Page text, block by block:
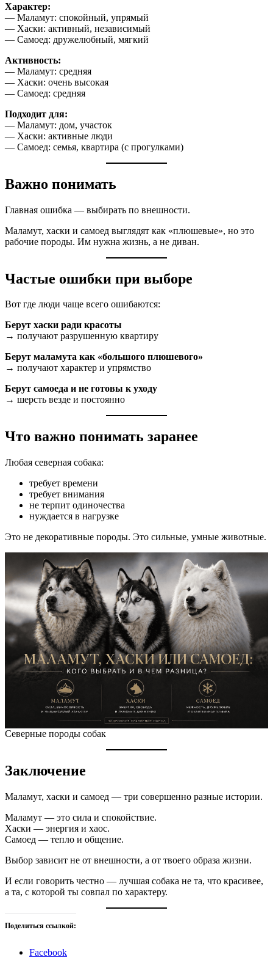
Характер:
— Маламут: спокойный, упрямый
— Хаски: активный, независимый
— Самоед: дружелюбный, мягкий
Активность:
— Маламут: средняя
— Хаски: очень высокая
— Самоед: средняя
Подходит для:
— Маламут: дом, участок
— Хаски: активные люди
— Самоед: семья, квартира (с прогулками)
Важно понимать
Главная ошибка — выбирать по внешности.
Маламут, хаски и самоед выглядят как «плюшевые», но это
рабочие породы. Им нужна жизнь, а не диван.
Частые ошибки при выборе
Вот где люди чаще всего ошибаются:
Берут хаски ради красоты
→ получают разрушенную квартиру
Берут маламута как «большого плюшевого»
→ получают характер и упрямство
Берут самоеда и не готовы к уходу
→ шерсть везде и постоянно
Что важно понимать заранее
Любая северная собака:
требует времени
требует внимания
не терпит одиночества
нуждается в нагрузке
Это не декоративные породы. Это сильные, умные животные.
Северные породы собак
Заключение
Маламут, хаски и самоед — три совершенно разные истории.
Маламут — это сила и спокойствие.
Хаски — энергия и хаос.
Самоед — тепло и общение.
Выбор зависит не от внешности, а от твоего образа жизни.
И если говорить честно — лучшая собака не та, что красивее,
а та, с которой ты совпал по характеру.
Поделиться ссылкой:
Facebook